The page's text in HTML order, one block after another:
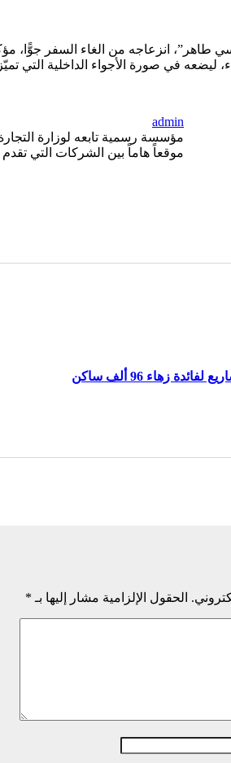
طاهر”، انزعاجه من الغاء السفر جوًّا،
ليضعه في صورة الأجواء الداخلية التي
admin
موقعاً هاماً بين الشركات التي
زهاء 96 ألف ساكن
الحقول الإلزامية مشار إليها بـ *